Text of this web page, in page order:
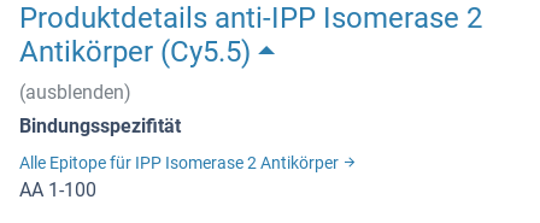
Produktdetails anti-IPP Isomerase 2
Antikörper (Cy5.5)
(ausblenden)
Bindungsspezifität
Alle Epitope für IPP Isomerase 2 Antikörper
AA 1-100